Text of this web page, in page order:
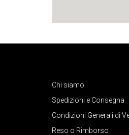
Chi siamo
Spedizioni e Consegna
Condizioni Generali di
Reso o Rimborso